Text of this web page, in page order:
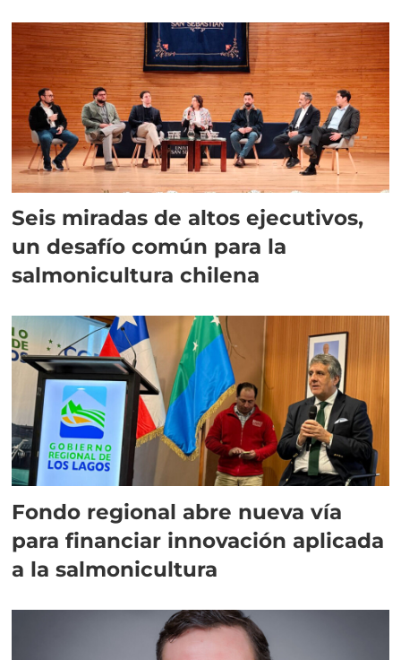
Seis miradas de altos ejecutivos,
un desafío común para la
salmonicultura chilena
Fondo regional abre nueva vía
para financiar innovación aplicada
a la salmonicultura